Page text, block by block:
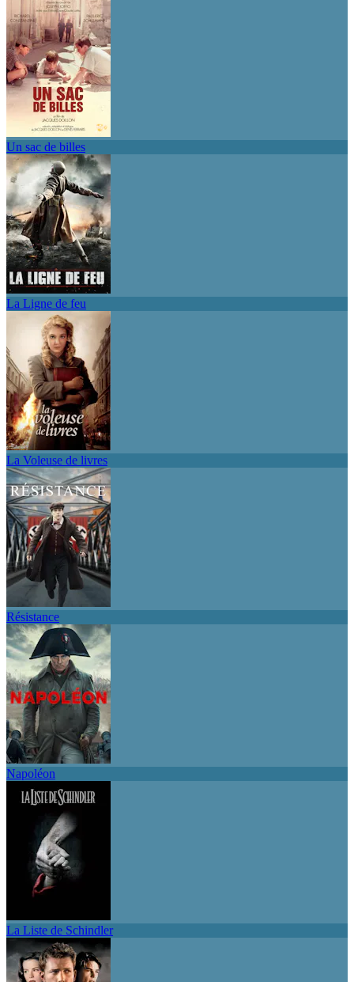
Un sac de billes
La Ligne de feu
La Voleuse de livres
Résistance
Napoléon
La Liste de Schindler